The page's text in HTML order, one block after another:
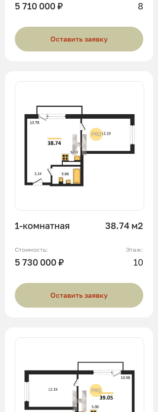
5 710 000 ₽ 8
Оставить заявку
1-комнатная 38.74 м2
Стоимость:
5 730 000 ₽
Этаж:
10
Оставить заявку